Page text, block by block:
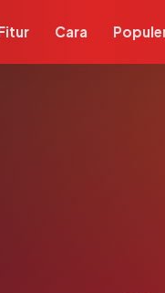
Cara